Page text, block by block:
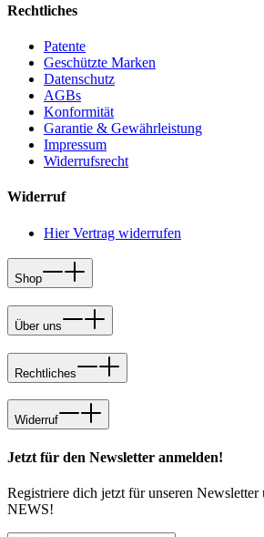
Rechtliches
Patente
Geschützte Marken
Datenschutz
AGBs
Konformität
Garantie & Gewährleistung
Impressum
Widerrufsrecht
Widerruf
Hier Vertrag widerrufen
Shop
Über uns
Rechtliches
Widerruf
Jetzt für den Newsletter anmelden!
Registriere dich jetzt für unseren Newsletter
NEWS!